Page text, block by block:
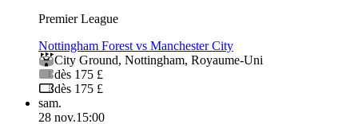
Premier League
Nottingham Forest vs Manchester City
City Ground, Nottingham, Royaume-Uni
dès 175 £
dès 175 £
sam.
28 nov.15:00